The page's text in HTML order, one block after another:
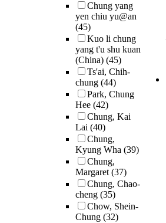
Chung yang
yen chiu yu@an
(45)
Kuo li chung
yang t'u shu kuan
(China) (45)
Ts'ai, Chih-
chung (44)
Park, Chung
Hee (42)
Chung, Kai
Lai (40)
Chung,
Kyung Wha (39)
Chung,
Margaret(37)
Chung, Chao-
cheng (35)
Chow, Shein-
Chung (32)